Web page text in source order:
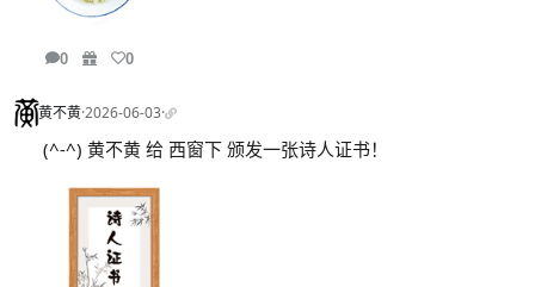
0 0
黄不黄·2026-06-03·
(^-^) 黄不黄 给 西窗下 颁发一张诗人证书！